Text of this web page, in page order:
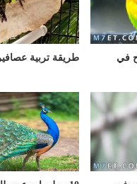
في
طريقة تربية